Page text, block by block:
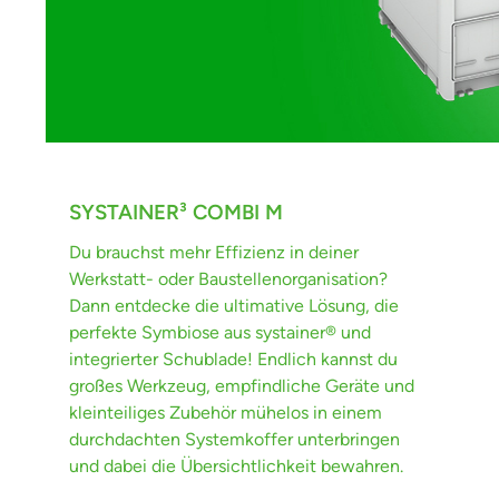
SYSTAINER³ COMBI M
Du brauchst mehr Effizienz in deiner
Werkstatt- oder Baustellenorganisation?
Dann entdecke die ultimative Lösung, die
perfekte Symbiose aus systainer® und
integrierter Schublade! Endlich kannst du
großes Werkzeug, empfindliche Geräte und
kleinteiliges Zubehör mühelos in einem
durchdachten Systemkoffer unterbringen
und dabei die Übersichtlichkeit bewahren.